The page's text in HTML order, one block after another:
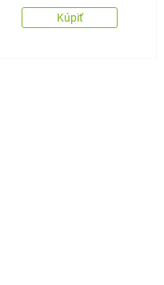
Kúpiť